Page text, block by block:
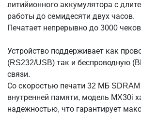
литийионного аккумулятора с
работы до семидесяти двух часов.
Печатает непрерывно до 3000
Устройство поддерживает как
(RS232/USB) так и беспроводную
связи.
Со скоростью печати 32 МБ
внутренней памяти, модель MX30i
надежностью, что гарантирует